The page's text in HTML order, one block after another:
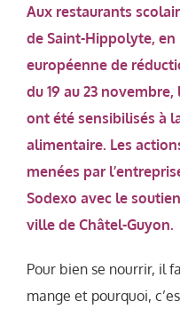
Aux restaurants
de Saint-Hippolyte,
européenne de
du 19 au 23
ont été sensibilisés à
alimentaire. Les
menées par
Sodexo avec le
ville de Châtel-Guyon.
Pour bien se nourrir, il
mange et pourquoi,